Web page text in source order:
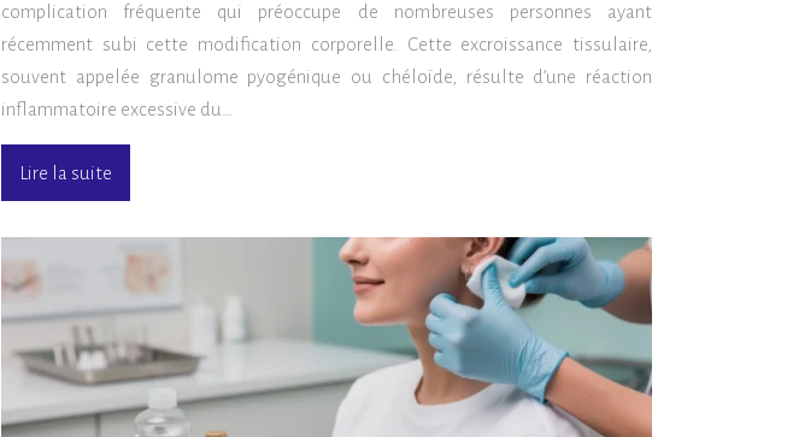
complication fréquente qui préoccupe de nombreuses personnes ayant
récemment subi cette modification corporelle. Cette excroissance tissulaire,
souvent appelée granulome pyogénique ou chéloïde, résulte d’une réaction
inflammatoire excessive du…
Lire la suite